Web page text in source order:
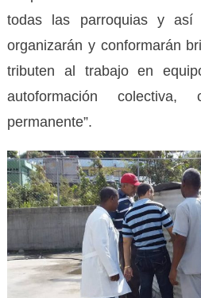
todas las parroquias y así
organizarán y conformarán
tributen al trabajo en
autoformación
permanente”.